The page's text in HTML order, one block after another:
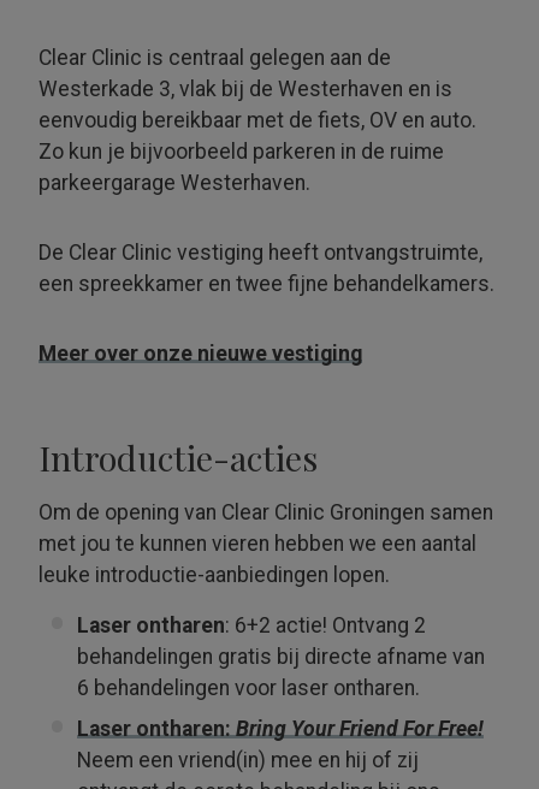
Clear Clinic is centraal gelegen aan de
Westerkade 3, vlak bij de Westerhaven en is
eenvoudig bereikbaar met de fiets, OV en auto.
Zo kun je bijvoorbeeld parkeren in de ruime
parkeer­garage Wester­haven.
De Clear Clinic vestiging heeft ontvangstruimte,
een spreekkamer en twee fijne behandelkamers.
Meer over onze nieuwe vestiging
Introductie-acties
Om de opening van Clear Clinic Groningen samen
met jou te kunnen vieren hebben we een aantal
leuke introductie-aanbiedingen lopen.
Laser ontharen: 6+2 actie! Ontvang 2
behandelingen gratis bij directe afname van
6 behandelingen voor laser ontharen.
Laser ontharen: Bring Your Friend For Free!
Neem een vriend(in) mee en hij of zij